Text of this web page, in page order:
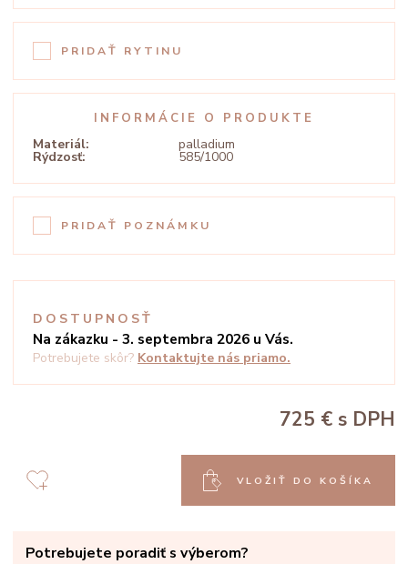
PRIDAŤ RYTINU
INFORMÁCIE O PRODUKTE
Materiál: palladium
Rýdzosť: 585/1000
PRIDAŤ POZNÁMKU
DOSTUPNOSŤ
Na zákazku - 3. septembra 2026 u Vás.
Potrebujete skôr? Kontaktujte nás priamo.
725 € s DPH
VLOŽIŤ DO KOŠÍKA
Potrebujete poradiť s výberom?